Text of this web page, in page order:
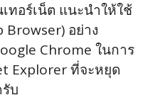
ทอร์เน็ต แนะนำให้ใช้
Browser) อย่าง
Chrome ในการ
Explorer ที่จะหยุด
บ